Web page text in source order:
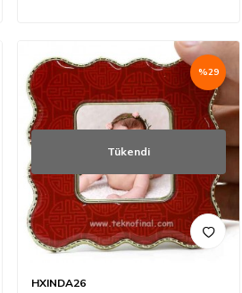
%29
Tükendi
HXINDA26